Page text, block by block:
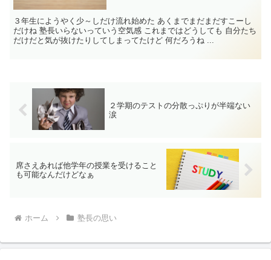
３年生にようやく少～しだけ流れ始めた あくまでまだまだすこーし
だけね 塾長いらないっていう空気感 これまではどうしても 自分たち
だけだと気が抜けたりしてしまってたけど 何だろうね ...
２学期のテストの分散っぷりが半端ない
涙
席さえあれば他学年の授業を受けること
も可能なんだけどなぁ
ホーム 塾長の思い